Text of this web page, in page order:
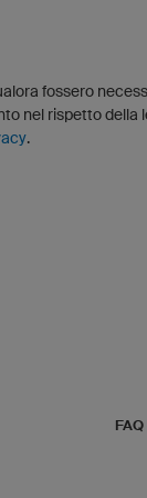
fossero
nel rispetto della
.